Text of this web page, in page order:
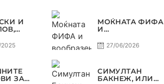
И
НА
ЗА
МОЌНАТА ФИФА
И
ЕХФ27/06/2026
СИМУЛТАН
БАКНЕЖ, ИЛИ